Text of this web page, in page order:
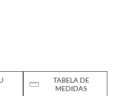
TABELA DE
MEDIDAS